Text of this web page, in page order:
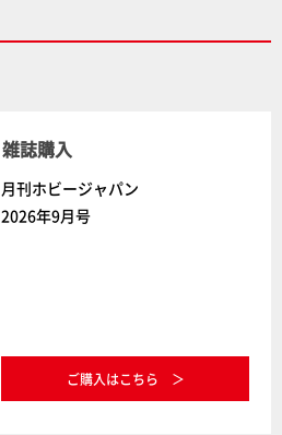
雑誌購入
月刊ホビージャパン
2026年9月号
ご購入はこちら